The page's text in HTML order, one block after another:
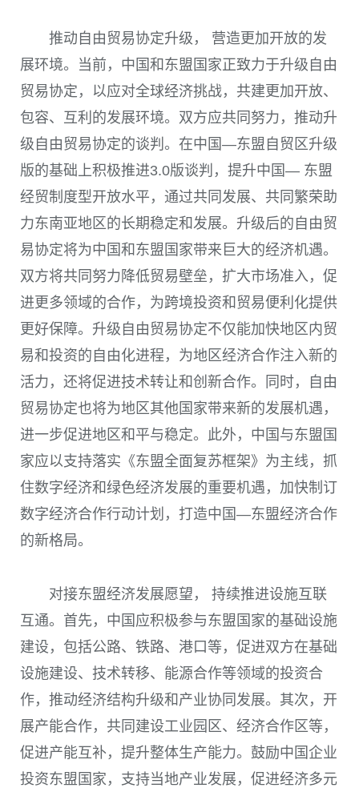
推动自由贸易协定升级， 营造更加开放的发
展环境。当前，中国和东盟国家正致力于升级自由
贸易协定，以应对全球经济挑战，共建更加开放、
包容、互利的发展环境。双方应共同努力，推动升
级自由贸易协定的谈判。在中国—东盟自贸区升级
版的基础上积极推进3.0版谈判，提升中国— 东盟
经贸制度型开放水平，通过共同发展、共同繁荣助
力东南亚地区的长期稳定和发展。升级后的自由贸
易协定将为中国和东盟国家带来巨大的经济机遇。
双方将共同努力降低贸易壁垒，扩大市场准入，促
进更多领域的合作，为跨境投资和贸易便利化提供
更好保障。升级自由贸易协定不仅能加快地区内贸
易和投资的自由化进程，为地区经济合作注入新的
活力，还将促进技术转让和创新合作。同时，自由
贸易协定也将为地区其他国家带来新的发展机遇，
进一步促进地区和平与稳定。此外，中国与东盟国
家应以支持落实《东盟全面复苏框架》为主线，抓
住数字经济和绿色经济发展的重要机遇，加快制订
数字经济合作行动计划，打造中国—东盟经济合作
的新格局。
对接东盟经济发展愿望， 持续推进设施互联
互通。首先，中国应积极参与东盟国家的基础设施
建设，包括公路、铁路、港口等，促进双方在基础
设施建设、技术转移、能源合作等领域的投资合
作，推动经济结构升级和产业协同发展。其次，开
展产能合作，共同建设工业园区、经济合作区等，
促进产能互补，提升整体生产能力。鼓励中国企业
投资东盟国家，支持当地产业发展，促进经济多元